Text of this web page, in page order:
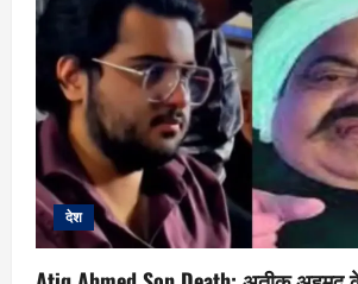
देश